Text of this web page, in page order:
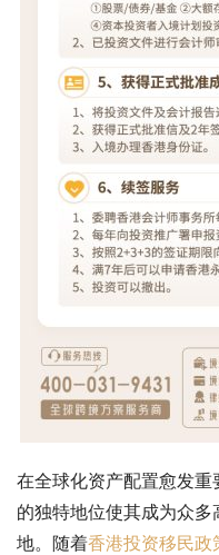
在全球化资产配置愈发
的独特地位使其成为众
地。随着香港投资移民政